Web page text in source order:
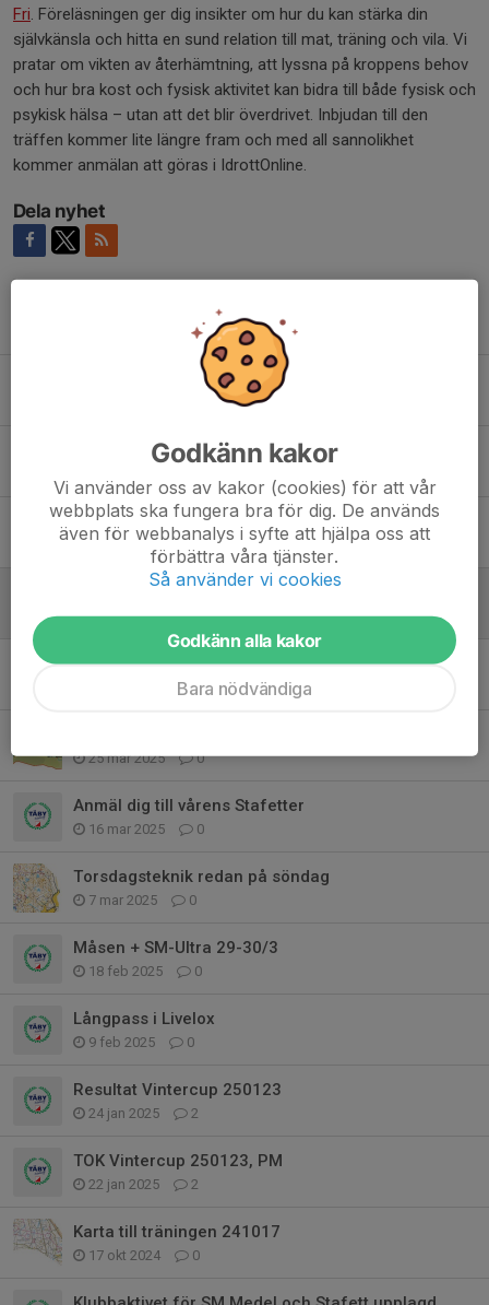
Fri. Föreläsningen ger dig insikter om hur du kan stärka din
självkänsla och hitta en sund relation till mat, träning och vila. Vi
pratar om vikten av återhämtning, att lyssna på kroppens behov
och hur bra kost och fysisk aktivitet kan bidra till både fysisk och
psykisk hälsa – utan att det blir överdrivet. Inbjudan till den
träffen kommer lite längre fram och med all sannolikhet
kommer anmälan att göras i IdrottOnline.
Dela nyhet
Anmäl dig till Jukola senast på söndag!
Anmälan till Stafettligan #1 - Kolmårdskavlen
Ranking
7 feb, 15:42 0
U23 träffarna, första 15/2
22 jan, 21:59 0
10milasamling och anmälan
0
25 mar 2025 0
Anmäl dig till vårens Stafetter
16 mar 2025 0
Torsdagsteknik redan på söndag
7 mar 2025 0
Måsen + SM-Ultra 29-30/3
18 feb 2025 0
Långpass i Livelox
9 feb 2025 0
Resultat Vintercup 250123
24 jan 2025 2
TOK Vintercup 250123, PM
22 jan 2025 2
Karta till träningen 241017
17 okt 2024 0
Godkänn kakor
Vi använder oss av kakor (cookies) för att vår
webbplats ska fungera bra för dig. De används
även för webbanalys i syfte att hjälpa oss att
förbättra våra tjänster.
Så använder vi cookies
Godkänn alla kakor
Bara nödvändiga